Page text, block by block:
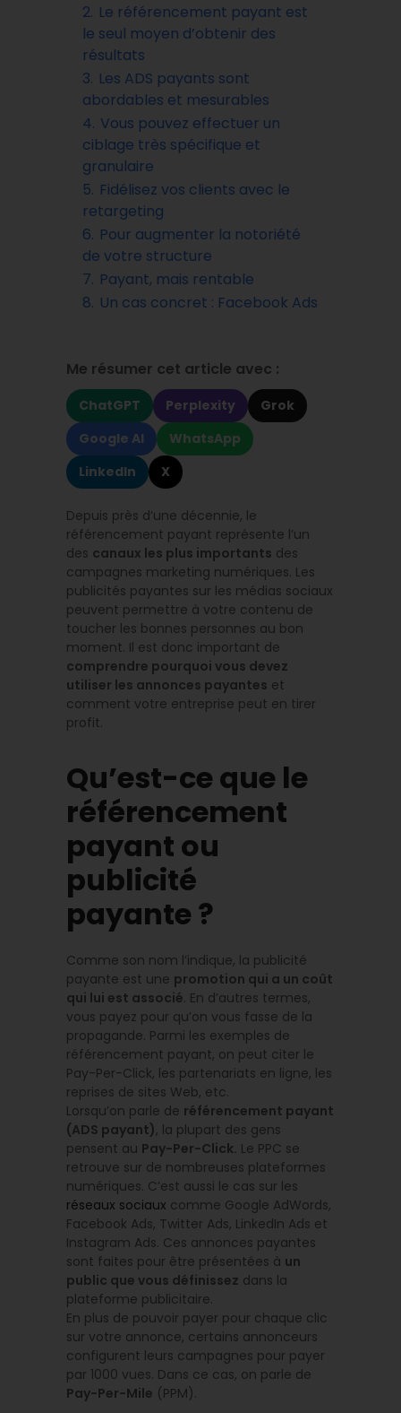
2. Le référencement payant est
le seul moyen d’obtenir des
résultats
3. Les ADS payants sont
abordables et mesurables
4. Vous pouvez effectuer un
ciblage très spécifique et
granulaire
5. Fidélisez vos clients avec le
retargeting
6. Pour augmenter la notoriété
de votre structure
7. Payant, mais rentable
8. Un cas concret : Facebook Ads
Me résumer cet article avec :
ChatGPT Perplexity
Grok
Google AI
WhatsApp
LinkedIn
X
Depuis près d’une décennie, le
référencement payant représente l’un
des canaux les plus importants des
campagnes marketing numériques. Les
publicités payantes sur les médias sociaux
peuvent permettre à votre contenu de
toucher les bonnes personnes au bon
moment. Il est donc important de
comprendre pourquoi vous devez
utiliser les annonces payantes et
comment votre entreprise peut en tirer
profit.
Qu’est-ce que le
référencement
payant ou
publicité
payante ?
Comme son nom l’indique, la publicité
payante est une promotion qui a un coût
qui lui est associé. En d’autres termes,
vous payez pour qu’on vous fasse de la
propagande. Parmi les exemples de
référencement payant, on peut citer le
Pay-Per-Click, les partenariats en ligne, les
reprises de sites Web, etc.
Lorsqu’on parle de référencement payant
(ADS payant), la plupart des gens
pensent au Pay-Per-Click. Le PPC se
retrouve sur de nombreuses plateformes
numériques. C’est aussi le cas sur les
réseaux sociaux comme Google AdWords,
Facebook Ads, Twitter Ads, LinkedIn Ads et
Instagram Ads. Ces annonces payantes
sont faites pour être présentées à un
public que vous définissez dans la
plateforme publicitaire.
En plus de pouvoir payer pour chaque clic
sur votre annonce, certains annonceurs
configurent leurs campagnes pour payer
par 1000 vues. Dans ce cas, on parle de
Pay-Per-Mile (PPM).